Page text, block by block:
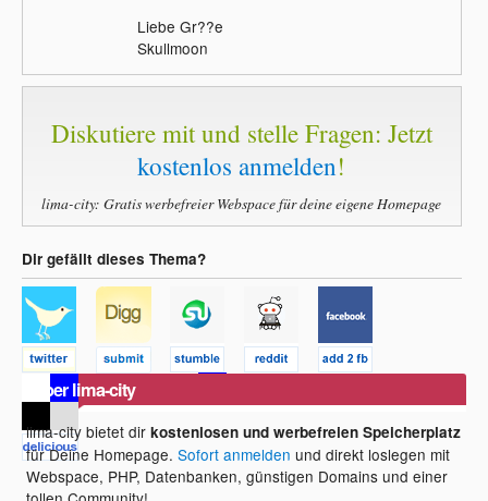
Liebe Gr??e
Skullmoon
Diskutiere mit und stelle Fragen: Jetzt
kostenlos anmelden!
lima-city: Gratis werbefreier Webspace für deine eigene Homepage
Dir gefällt dieses Thema?
Über lima-city
lima-city bietet dirkostenlosen und werbefreien Speicherplatz
für Deine Homepage.Sofort anmelden und direkt loslegen mit
Webspace, PHP, Datenbanken, günstigen Domains und einer